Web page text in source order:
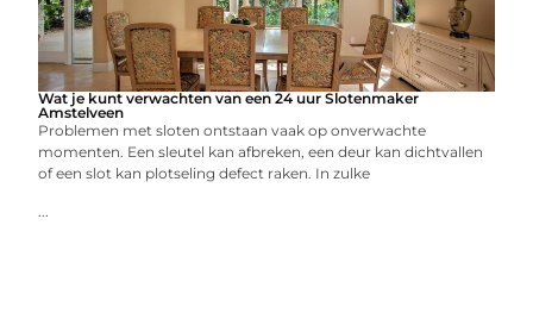
Wat je kunt verwachten van een 24 uur Slotenmaker
Amstelveen
Problemen met sloten ontstaan vaak op onverwachte
momenten. Een sleutel kan afbreken, een deur kan dichtvallen
of een slot kan plotseling defect raken. In zulke
...